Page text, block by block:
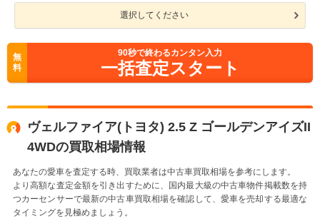
選択してください
無
料
90秒で終わるカンタン入力
一括査定スタート
ヴェルファイア(トヨタ) 2.5 Z ゴールデンアイズII
4WDの買取相場情報
あなたの愛車を査定する時、買取業者は中古車買取相場を参考にします。
より高額な査定金額を引き出すために、国内最大級の中古車物件掲載数を持
つカーセンサーで最新の中古車買取相場を確認して、愛車を売却する最適な
タイミングを見極めましょう。